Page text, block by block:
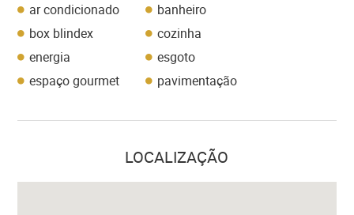
ar condicionado
banheiro
box blindex
cozinha
energia
esgoto
espaço gourmet
pavimentação
LOCALIZAÇÃO